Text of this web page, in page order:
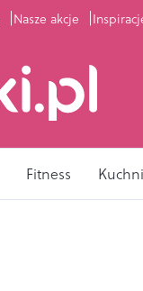
Nasze akcje
Fitness